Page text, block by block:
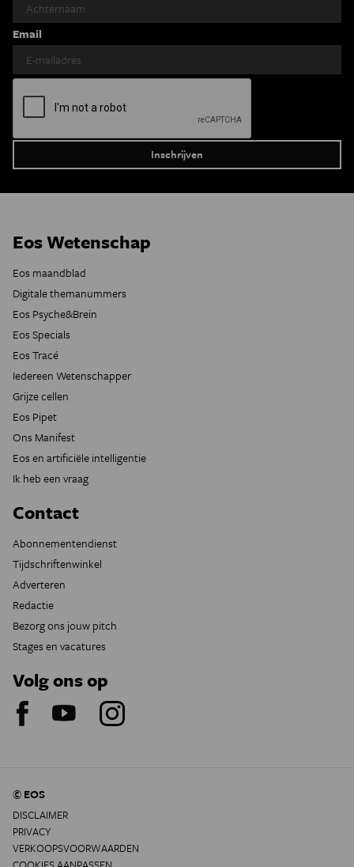
Email
Eos Wetenschap
Eos maandblad
Digitale themanummers
Eos Psyche&Brein
Eos Specials
Eos Tracé
Iedereen Wetenschapper
Grijze cellen
Eos Pipet
Ons Manifest
Eos en artificiële intelligentie
Ik heb een vraag
Contact
Abonnementendienst
Tijdschriftenwinkel
Adverteren
Redactie
Bezorg ons jouw pitch
Stages en vacatures
Volg ons op
© EOS
DISCLAIMER
PRIVACY
VERKOOPSVOORWAARDEN